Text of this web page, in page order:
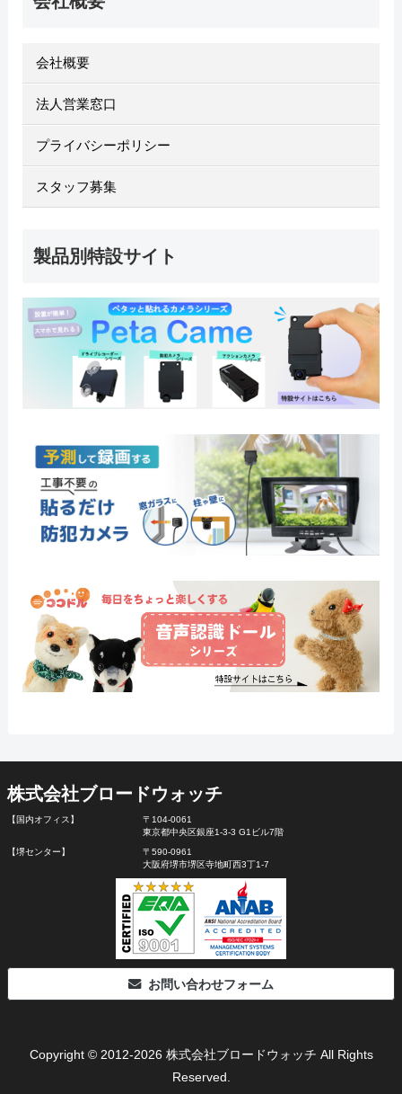
会社概要
法人営業窓口
プライバシーポリシー
スタッフ募集
製品別特設サイト
株式会社ブロードウォッチ
【国内オフィス】
〒104-0061
東京都中央区銀座1-3-3 G1ビル7階
【堺センター】
〒590-0961
大阪府堺市堺区寺地町西3丁1-7
お問い合わせフォーム
Copyright © 2012-2026 株式会社ブロードウォッチ All Rights
Reserved.